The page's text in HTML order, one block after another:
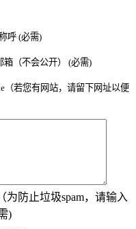
呼 (必需)
箱（不会公开） (必需)
（若您有网站，请留下网址以便
（为防止垃圾spam，请输入
)